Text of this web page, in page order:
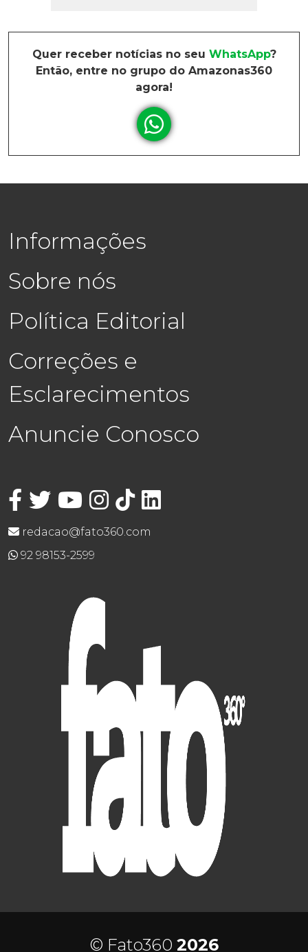
Quer receber notícias no seu WhatsApp?
Então, entre no grupo do Amazonas360
agora!
Informações
Sobre nós
Política Editorial
Correções e
Esclarecimentos
Anuncie Conosco
redacao@fato360.com
92 98153-2599
© Fato360 2026